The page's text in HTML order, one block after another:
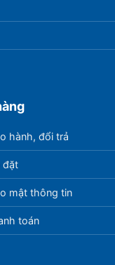
hành, đổi trả
đặt
mật thông tin
toán